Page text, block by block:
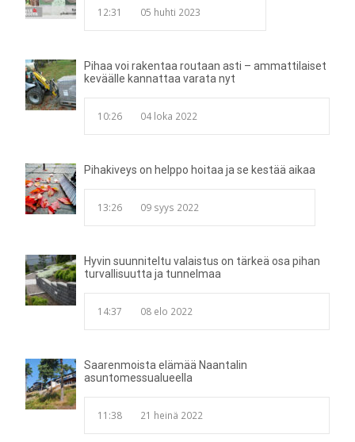
12:31 05 huhti 2023
Pihaa voi rakentaa routaan asti – ammattilaiset
keväälle kannattaa varata nyt
10:26 04 loka 2022
Pihakiveys on helppo hoitaa ja se kestää aikaa
13:26 09 syys 2022
Hyvin suunniteltu valaistus on tärkeä osa pihan
turvallisuutta ja tunnelmaa
14:37 08 elo 2022
Saarenmoista elämää Naantalin
asuntomessualueella
11:38 21 heinä 2022